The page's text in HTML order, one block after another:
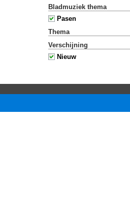
Bladmuziek thema
Pasen
Thema
Verschijning
Nieuw